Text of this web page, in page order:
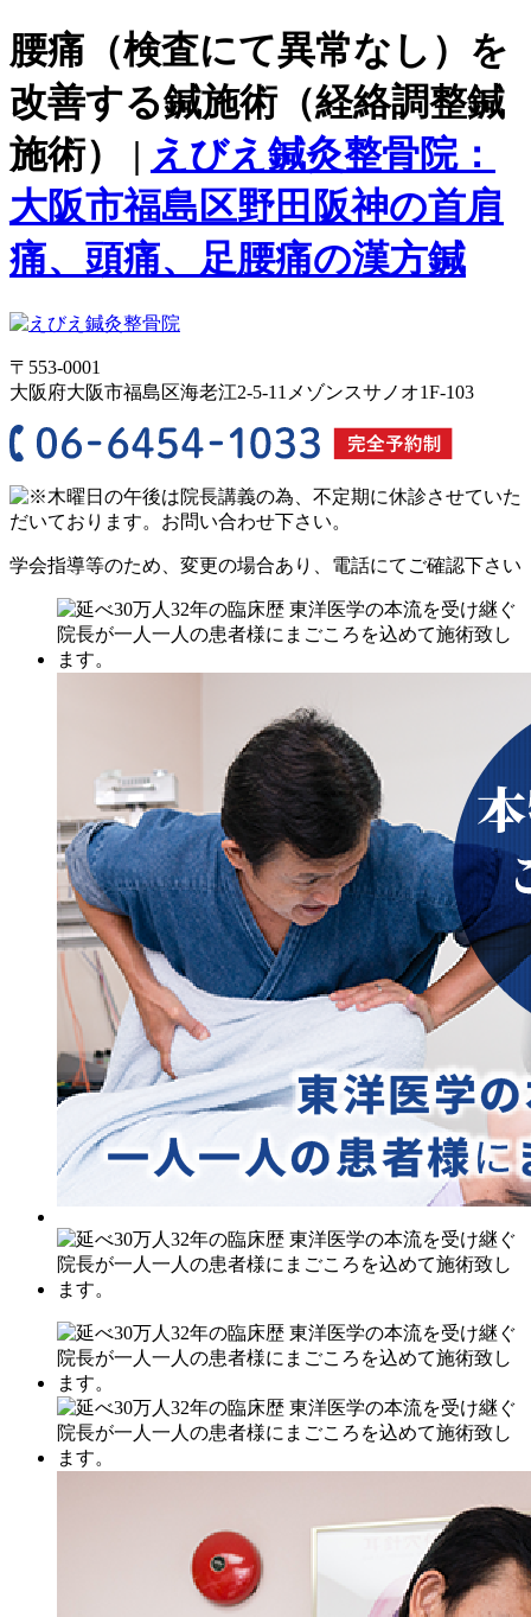
腰痛（検査にて異常なし）を
改善する鍼施術（経絡調整鍼
施術） | えびえ鍼灸整骨院：
大阪市福島区野田阪神の首肩
痛、頭痛、足腰痛の漢方鍼
〒553-0001
大阪府大阪市福島区海老江2-5-11メゾンスサノオ1F-103
学会指導等のため、変更の場合あり、電話にてご確認下さい